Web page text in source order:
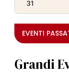
31
EVENTI
Grandi